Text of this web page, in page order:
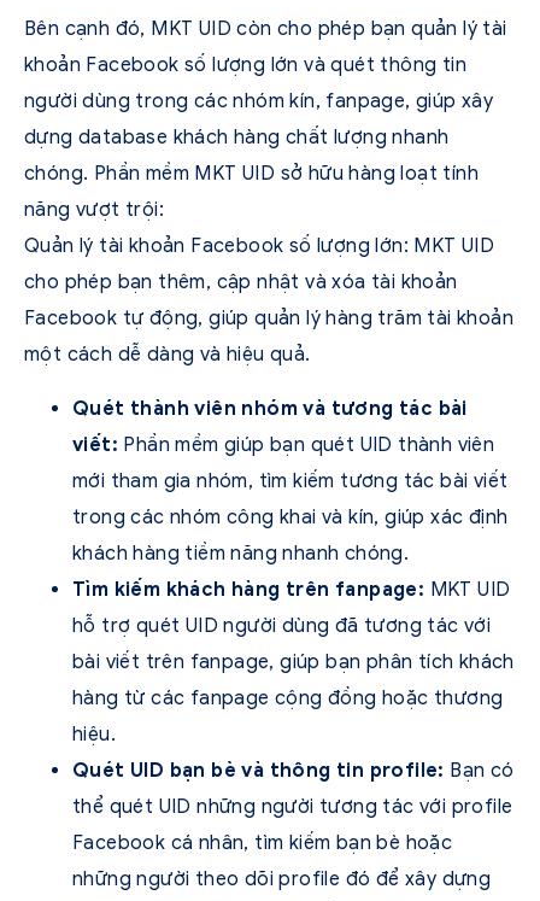
Bên cạnh đó, MKT UID còn cho phép bạn quản lý tài
khoản Facebook số lượng lớn và quét thông tin
người dùng trong các nhóm kín, fanpage, giúp xây
dựng database khách hàng chất lượng nhanh
chóng. Phần mềm MKT UID sở hữu hàng loạt tính
năng vượt trội:
Quản lý tài khoản Facebook số lượng lớn: MKT UID
cho phép bạn thêm, cập nhật và xóa tài khoản
Facebook tự động, giúp quản lý hàng trăm tài khoản
một cách dễ dàng và hiệu quả.
Quét thành viên nhóm và tương tác bài
viết: Phần mềm giúp bạn quét UID thành viên
mới tham gia nhóm, tìm kiếm tương tác bài viết
trong các nhóm công khai và kín, giúp xác định
khách hàng tiềm năng nhanh chóng.
Tìm kiếm khách hàng trên fanpage: MKT UID
hỗ trợ quét UID người dùng đã tương tác với
bài viết trên fanpage, giúp bạn phân tích khách
hàng từ các fanpage cộng đồng hoặc thương
hiệu.
Quét UID bạn bè và thông tin profile: Bạn có
thể quét UID những người tương tác với profile
Facebook cá nhân, tìm kiếm bạn bè hoặc
những người theo dõi profile đó để xây dựng